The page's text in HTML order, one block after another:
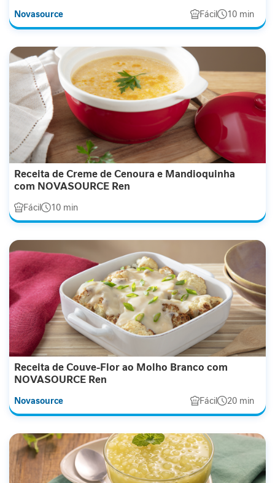
I
u
n
i
d
a
d
M
o
b
l
i
d
e
B
e
l
e
z
a
V
i
t
m
i
n
a
Novasource Fácil 10 min
Receita de Creme de Cenoura e Mandioquinha
com NOVASOURCE Ren
Fácil 10 min
Receita de Couve-Flor ao Molho Branco com
NOVASOURCE Ren
Novasource Fácil 20 min